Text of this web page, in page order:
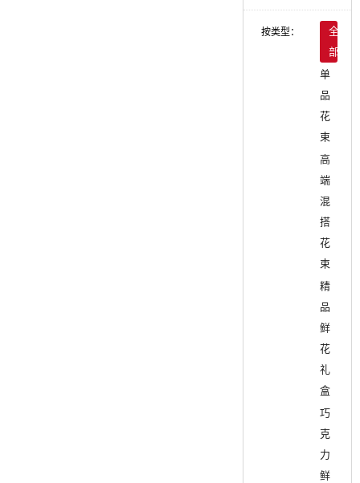
按类型：
全
部
单
品
花
束
高
端
混
搭
花
束
精
品
鲜
花
礼
盒
巧
克
力
鲜